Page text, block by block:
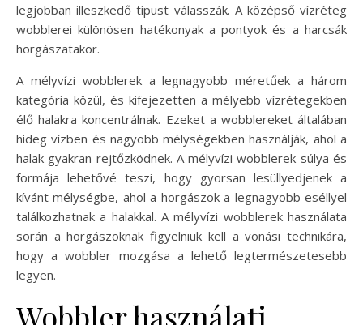
legjobban illeszkedő típust válasszák. A középső vízréteg
wobblerei különösen hatékonyak a pontyok és a harcsák
horgászatakor.
A mélyvízi wobblerek a legnagyobb méretűek a három
kategória közül, és kifejezetten a mélyebb vízrétegekben
élő halakra koncentrálnak. Ezeket a wobblereket általában
hideg vízben és nagyobb mélységekben használják, ahol a
halak gyakran rejtőzködnek. A mélyvízi wobblerek súlya és
formája lehetővé teszi, hogy gyorsan lesüllyedjenek a
kívánt mélységbe, ahol a horgászok a legnagyobb eséllyel
találkozhatnak a halakkal. A mélyvízi wobblerek használata
során a horgászoknak figyelniük kell a vonási technikára,
hogy a wobbler mozgása a lehető legtermészetesebb
legyen.
Wobbler használati